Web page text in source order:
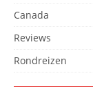
Canada
Reviews
Rondreizen